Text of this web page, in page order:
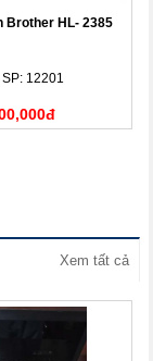
Brother HL- 2385
SP: 12201
Xem tất cả